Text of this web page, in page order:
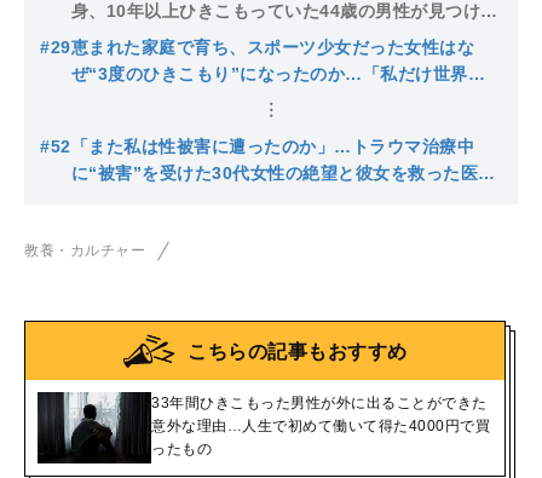
身、10年以上ひきこもっていた44歳の男性が見つけた
人生の楽しさ
#29恵まれた家庭で育ち、スポーツ少女だった女性はな
ぜ“3度のひきこもり”になったのか…「私だけ世界か
ら消えないかな」有料道路を自転車で爆走した過去も
#52 「また私は性被害に遭ったのか」…トラウマ治療中
に“被害”を受けた30代女性の絶望と彼女を救った医師
教養・カルチャー
こちらの記事もおすすめ
33年間ひきこもった男性が外に出ることができた
意外な理由…人生で初めて働いて得た4000円で買
ったもの